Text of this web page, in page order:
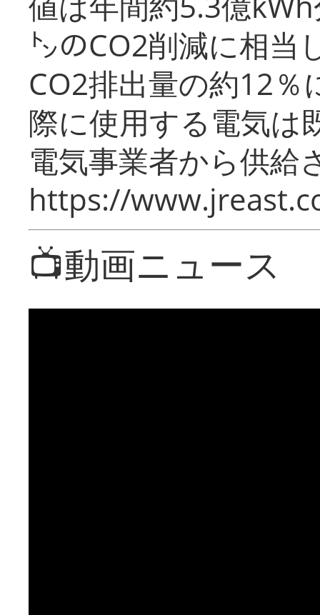
㌧のCO2削減に相当
CO2排出量の約12％
際に使用する電気は
電気事業者から供給
https://
📺動画ニュース